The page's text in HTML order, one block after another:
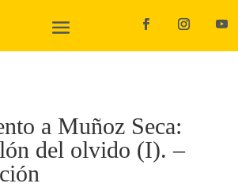
a Muñoz Seca:
del olvido (I). –